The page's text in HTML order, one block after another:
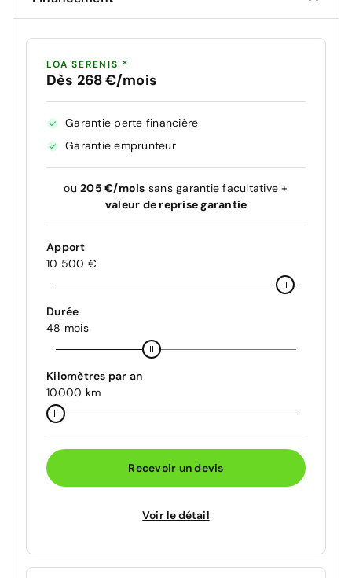
LOA SERENIS *
Dès 268 €/mois
Garantie perte financière
Garantie emprunteur
ou205 €/mois sans garantie facultative +
valeur de reprise garantie
Apport
10 500 €
Durée
48 mois
Kilomètres par an
10000 km
Recevoir un devis
Voir le détail